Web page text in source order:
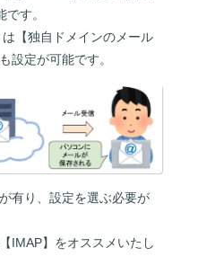
す。
【独自ドメインのメール
設定が可能です。
有り、設定を選ぶ必要が
IMAP】をオススメいたし